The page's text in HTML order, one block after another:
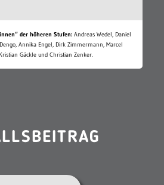
der höheren Stufen: Andreas Wedel, Daniel
Annika Engel, Dirk Zimmermann, Marcel
Gäckle und Christian Zenker.